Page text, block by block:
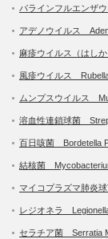
パラインフルエンザ
アデノウイルス
麻疹ウイルス（はし
風疹ウイルス
ムンプスウイルス
溶血性連鎖球菌
百日咳菌 Bordetella
結核菌
マイコプラズマ肺炎
レジオネラ
セラチア菌 Serratia